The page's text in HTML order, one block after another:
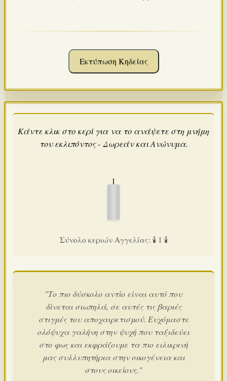
Εκτύπωση Κηδείας
Κάντε κλικ στο κερί για να το ανάψετε στη μνήμη
του εκλιπόντος - Δωρεάν και Ανώνυμα.
Σύνολο κεριών Αγγελίας: 🕯️ 1 🕯️
"Το πιο δύσκολο αντίο είναι αυτό που
δίνεται σιωπηλά, σε αυτές τις βαριές
στιγμές του αποχαιρετισμού. Ευχόμαστε
ολόψυχα γαλήνη στην ψυχή που ταξιδεύει
στο φως και εκφράζουμε τα πιο ειλικρινή
μας συλλυπητήρια στην οικογένεια και
στους οικείους."